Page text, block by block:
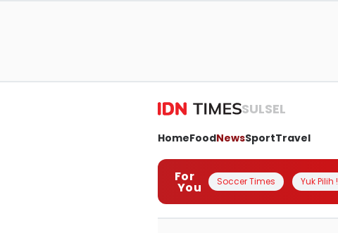
SULSEL
HomeFoodNewsSportTravel
For
You Soccer Times Yuk Pilih !